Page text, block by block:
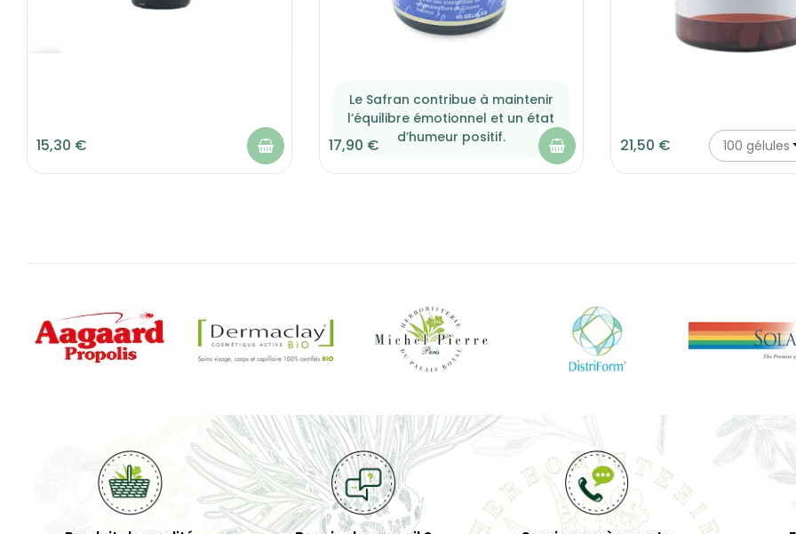
15,30 €
Le Safran contribue à maintenir
l’équilibre émotionnel et un état
d’humeur positif.
17,90 € 21,50 € 100 gélules